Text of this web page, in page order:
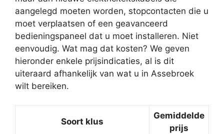
aangelegd moeten worden, stopcontacten die u
moet verplaatsen of een geavanceerd
bedieningspaneel dat u moet installeren. Niet
eenvoudig. Wat mag dat kosten? We geven
hieronder enkele prijsindicaties, al is dit
uiteraard afhankelijk van wat u in Assebroek
wilt bereiken.
Soort klus
Gemiddelde
prijs